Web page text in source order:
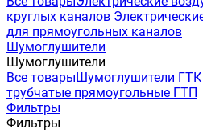
круглых каналов
для прямоугольных каналов
Шумоглушители
Шумоглушители
Все товарыШумоглушители ГТК
трубчатые прямоугольные ГТП
Фильтры
Фильтры